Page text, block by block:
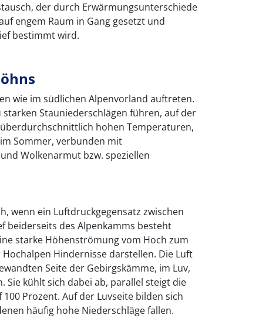
der durch Erwärmungsunterschiede
engem Raum in Gang gesetzt und
bestimmt wird.
wie im südlichen Alpenvorland auftreten.
starken Stauniederschlägen führen, auf der
hohen Temperaturen,
Sommer, verbunden mit
Wolkenarmut bzw. speziellen
wenn ein Luftdruckgegensatz zwischen
beiderseits des Alpenkamms besteht
starke Höhenströmung vom Hoch zum
Hindernisse darstellen. Die Luft
Seite der Gebirgskämme, im Luv,
Sie kühlt sich dabei ab, parallel steigt die
Prozent. Auf der Luvseite bilden sich
häufig hohe Niederschläge fallen.